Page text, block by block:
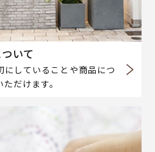
いて
していることや商品につ
だけます。